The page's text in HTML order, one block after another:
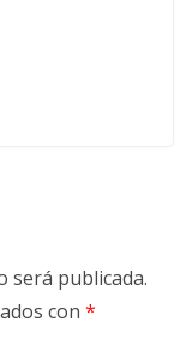
será publicada.
con *